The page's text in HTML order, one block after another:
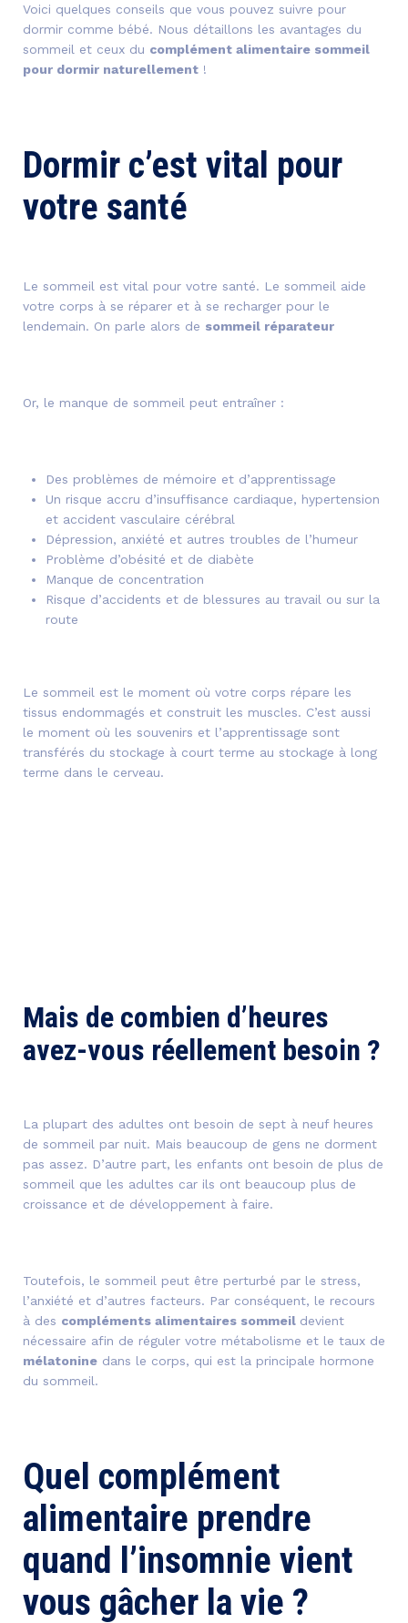
Voici quelques conseils que vous pouvez suivre pour
dormir comme bébé. Nous détaillons les avantages du
sommeil et ceux du complément alimentaire sommeil
pour dormir naturellement !
Dormir c’est vital pour
votre santé
Le sommeil est vital pour votre santé. Le sommeil aide
votre corps à se réparer et à se recharger pour le
lendemain. On parle alors de sommeil réparateur
Or, le manque de sommeil peut entraîner :
Des problèmes de mémoire et d’apprentissage
Un risque accru d’insuffisance cardiaque, hypertension
et accident vasculaire cérébral
Dépression, anxiété et autres troubles de l’humeur
Problème d’obésité et de diabète
Manque de concentration
Risque d’accidents et de blessures au travail ou sur la
route
Le sommeil est le moment où votre corps répare les
tissus endommagés et construit les muscles. C’est aussi
le moment où les souvenirs et l’apprentissage sont
transférés du stockage à court terme au stockage à long
terme dans le cerveau.
Mais de combien d’heures
avez-vous réellement besoin ?
La plupart des adultes ont besoin de sept à neuf heures
de sommeil par nuit. Mais beaucoup de gens ne dorment
pas assez. D’autre part, les enfants ont besoin de plus de
sommeil que les adultes car ils ont beaucoup plus de
croissance et de développement à faire.
Toutefois, le sommeil peut être perturbé par le stress,
l’anxiété et d’autres facteurs. Par conséquent, le recours
à des compléments alimentaires sommeil devient
nécessaire afin de réguler votre métabolisme et le taux de
mélatonine dans le corps, qui est la principale hormone
du sommeil.
Quel complément
alimentaire prendre
quand l’insomnie vient
vous gâcher la vie ?